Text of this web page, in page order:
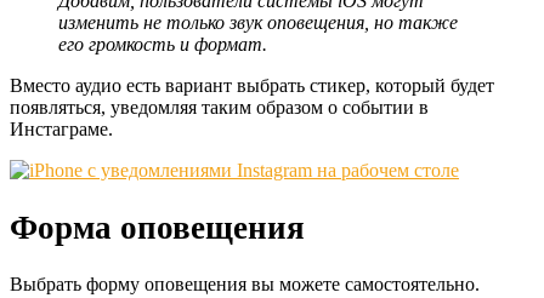
изменить не только звук оповещения, но также
его громкость и формат.
Вместо аудио есть вариант выбрать стикер, который будет
появляться, уведомляя таким образом о событии в
Инстаграме.
Форма оповещения
Выбрать форму оповещения вы можете самостоятельно.